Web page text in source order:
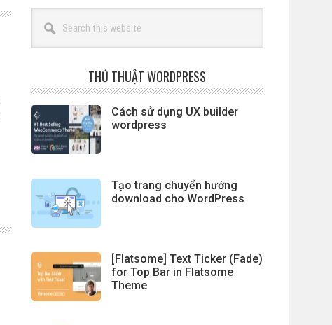
this
website
THỦ THUẬT WORDPRESS
Cách sử dụng UX builder
wordpress
Tạo trang chuyển hướng
download cho WordPress
[Flatsome] Text Ticker (Fade)
for Top Bar in Flatsome
Theme